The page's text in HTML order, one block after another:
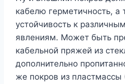
кабелю герметичность, а
устойчивость к
явлениям. Может быть
кабельной пряжей из
дополнительно
же покров из пластмассы